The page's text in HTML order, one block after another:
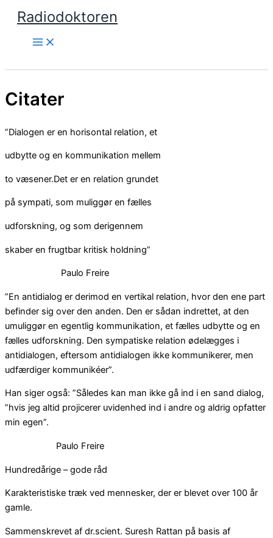
indholdet
Radiodoktoren
Citater
”Dialogen er en horisontal relation, et
udbytte og en kommunikation mellem
to væsener.Det er en relation grundet
på sympati, som muliggør en fælles
udforskning, og som derigennem
skaber en frugtbar kritisk holdning”
Paulo Freire
”En antidialog er derimod en vertikal relation, hvor den ene part
befinder sig over den anden. Den er sådan indrettet, at den
umuliggør en egentlig kommunikation, et fælles udbytte og en
fælles udforskning. Den sympatiske relation ødelægges i
antidialogen, eftersom antidialogen ikke kommunikerer, men
udfærdiger kommunikéer”.
Han siger også: ”Således kan man ikke gå ind i en sand dialog,
”hvis jeg altid projicerer uvidenhed ind i andre og aldrig opfatter
min egen”.
Paulo Freire
Hundredårige – gode råd
Karakteristiske træk ved mennesker, der er blevet over 100 år
gamle.
Sammenskrevet af dr.scient. Suresh Rattan på basis af